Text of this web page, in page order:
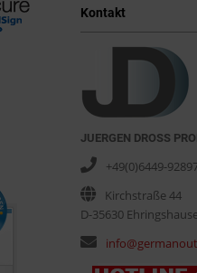
Kontakt
JUERGEN DROSS
+49(0)6449-
Kirchstraße 44
D-35630